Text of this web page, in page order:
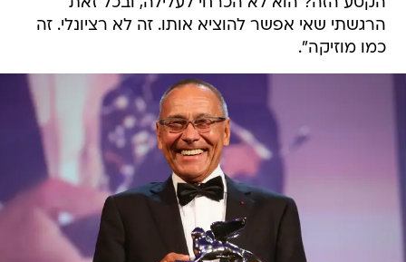
הרגשתי שאי אפשר להוציא אותו. זה לא רציונלי. זה
כמו מוזיקה".